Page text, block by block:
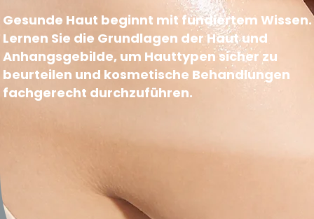
Gesunde Haut beginnt mit fundiertem Wissen.
Lernen Sie die Grundlagen der Haut und
Anhangsgebilde, um Hauttypen sicher zu
beurteilen und kosmetische Behandlungen
fachgerecht durchzuführen.